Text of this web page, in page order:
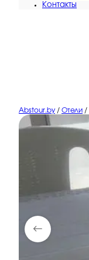
Контакты
Abstour.by / Отели /